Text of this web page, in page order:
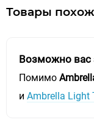
Товары
Возможно вас
Помимо
и Ambrella Light